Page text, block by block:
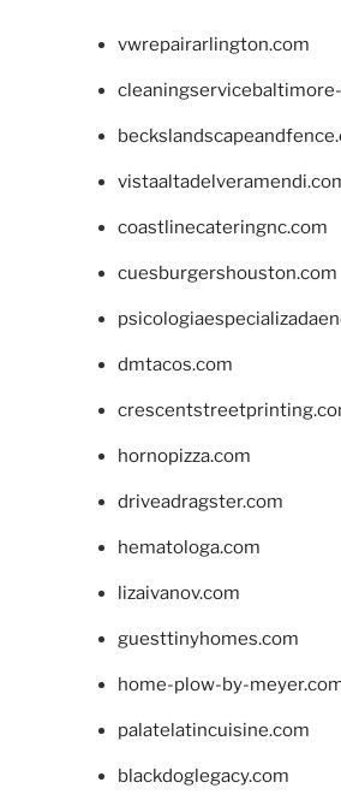
vwrepairarlington.com
coastlinecateringnc.com
cuesburgershouston.com
dmtacos.com
hornopizza.com
driveadragster.com
hematologa.com
lizaivanov.com
guesttinyhomes.com
home-plow-by-
palatelatincuisine.com
blackdoglegacy.com